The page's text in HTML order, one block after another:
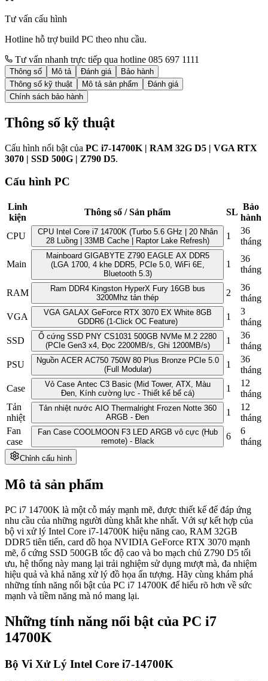
Tư vấn cấu hình
Hotline hỗ trợ build PC theo nhu cầu.
Tư vấn nhanh trực tiếp qua hotline 085 697 1111
Thông số Mô tả Đánh giá
Bảo hành
Thông số kỹ thuật
Mô tả sản phẩm
Đánh giá
Chính sách bảo hành
Thông số kỹ thuật
Cấu hình nổi bật của PC i7-14700K | RAM 32G D5 | VGA RTX
3070 | SSD 500G | Z790 D5.
Cấu hình PC
Linh
kiện
Thông số / Sản phẩm SL
Bảo
hành
CPU
CPU Intel Core i7 14700K (Turbo 5.6 GHz | 20 Nhân
28 Luồng | 33MB Cache | Raptor Lake Refresh)
1
36
tháng
Main
Mainboard GIGABYTE Z790 EAGLE AX DDR5
(LGA 1700, 4 khe DDR5, PCIe 5.0, WiFi 6E,
Bluetooth 5.3)
1
36
tháng
RAM
Ram DDR4 Kingston HyperX Fury 16GB bus
3200Mhz tản thép
2
36
tháng
VGA
VGA GALAX GeForce RTX 3070 EX White 8GB
GDDR6 (1-Click OC Feature)
1
3
tháng
SSD
Ổ cứng SSD PNY CS1031 500GB NVMe M.2 2280
(PCIe Gen3 x4, Đọc 2200MB/s, Ghi 1200MB/s)
1
36
tháng
PSU
Nguồn ACER AC750 750W 80 Plus Bronze PCIe 5.0
(Full Modular)
1
36
tháng
Case
Vỏ Case Antec C3 Basic (Mid Tower, ATX, Màu
Đen, Kính cường lực - Thiết kế bể cá)
1
12
tháng
Tản
nhiệt
Tản nhiệt nước AIO Thermalright Frozen Notte 360
ARGB - Đen
1
12
tháng
Fan
case
Fan Case COOLMOON F3 LED ARGB vô cực (Hub
remote) - Black
6
6
tháng
Chỉnh cấu hình
Mô tả sản phẩm
PC i7 14700K là một cỗ máy mạnh mẽ, được thiết kế để đáp ứng
nhu cầu của những người dùng khắt khe nhất. Với sự kết hợp của
bộ vi xử lý Intel Core i7-14700K hiệu năng cao, RAM 32GB
DDR5 tiên tiến, card đồ họa NVIDIA GeForce RTX 3070 mạnh
mẽ, ổ cứng SSD 500GB tốc độ cao và bo mạch chủ Z790 D5 tối
ưu, hệ thống này mang lại trải nghiệm sử dụng mượt mà, đa nhiệm
hiệu quả và khả năng xử lý đồ họa ấn tượng. Hãy cùng khám phá
những tính năng nổi bật của PC i7 14700K để hiểu rõ hơn về sức
mạnh và tiềm năng mà nó mang lại.
Những tính năng nổi bật của PC i7
14700K
Bộ Vi Xử Lý Intel Core i7-14700K